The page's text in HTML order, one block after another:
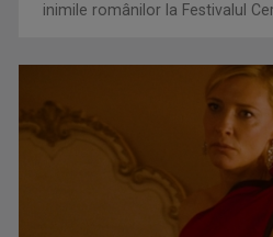
Virtuozitate și sonorităţi
inimile românilor la Festivalul